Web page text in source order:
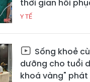
thời gian hồi
Y TẾ
Sống khoẻ
dưỡng cho tuổi
khoá vàng" phát